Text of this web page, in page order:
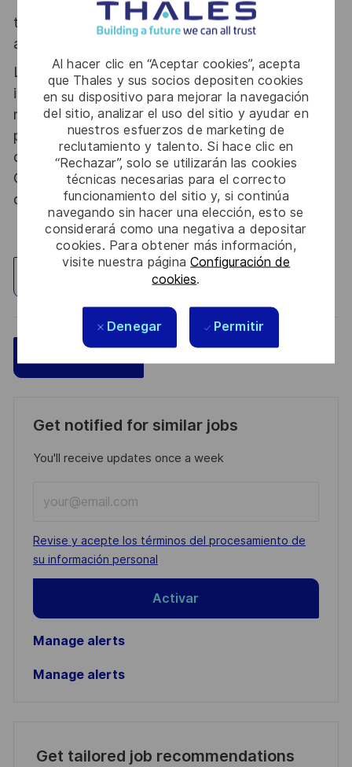
Al hacer clic en “Aceptar cookies”, acepta
que Thales y sus socios depositen cookies
en su dispositivo para mejorar la navegación
del sitio, analizar el uso del sitio y ayudar en
nuestros esfuerzos de marketing de
reclutamiento y talento. Si hace clic en
“Rechazar”, solo se utilizarán las cookies
técnicas necesarias para el correcto
funcionamiento del sitio y, si continúa
navegando sin hacer una elección, esto se
considerará como una negativa a depositar
cookies. Para obtener más información,
visite nuestra páginaConfiguración de
cookies.
Denegar Permitir
tous les talents. La diversité est notre meilleur
atout. Postulez et rejoignez nous !
Le poste pouvant nécessiter d'accéder à des
informations relevant du secret de la défense
nationale, la personne retenue fera l'objet d'une
procédure d’habilitation, conformément aux
dispositions des articles R.2311-1 et suivants du
Code de la défense et de l’IGI 1300 SGDSN/PSE
du 09 août 2021.
Explorar ubicación
Get notified for similar jobs
You'll receive updates once a week
Email
address
(Required)
Required
Revise y acepte los términos del procesamiento de
su información personal
Activar
Manage alerts
Manage alerts
Get tailored job recommendations